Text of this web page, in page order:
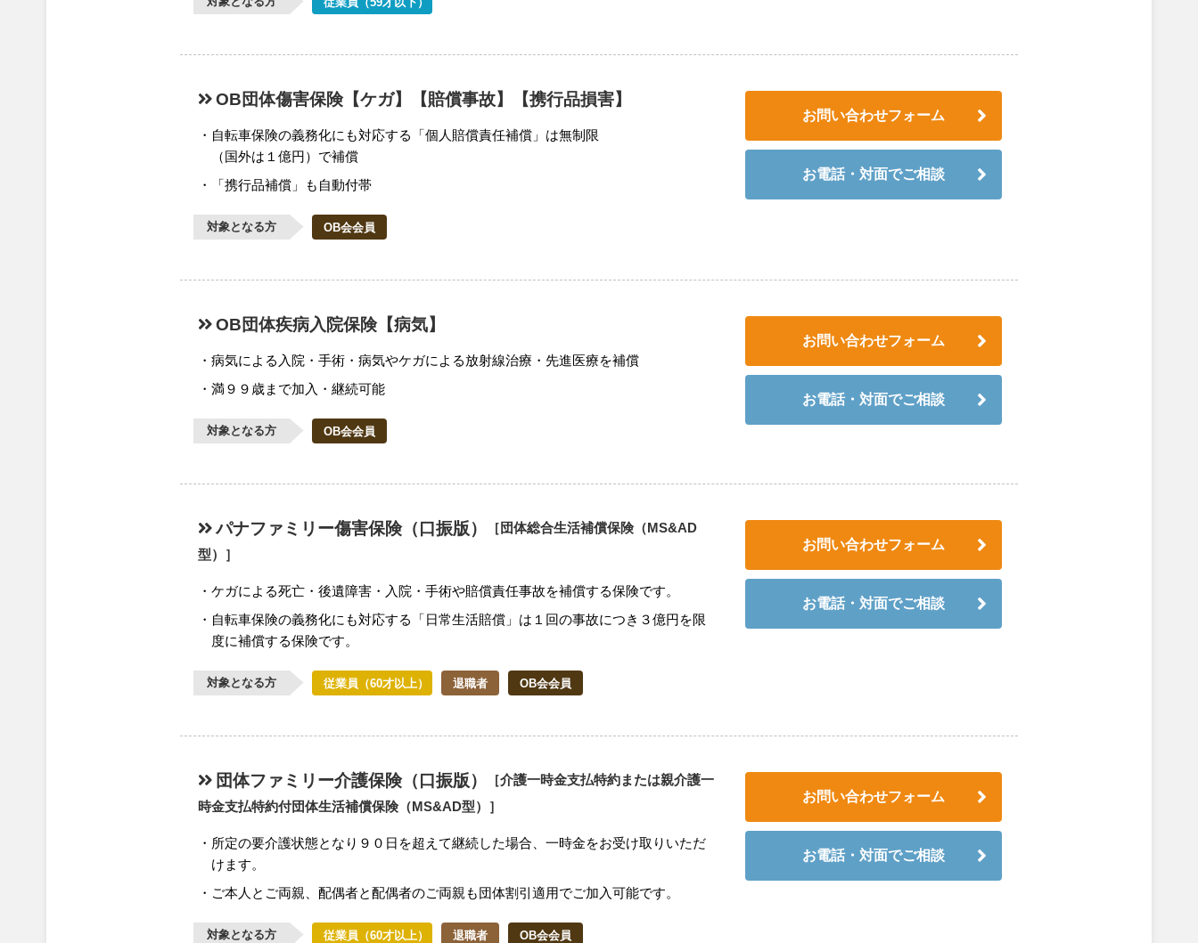
OB団体傷害保険【ケガ】【賠償事故】【携行品損害】
自転車保険の義務化にも対応する「個人賠償責任補償」は無制限
（国外は１億円）で補償
「携行品補償」も自動付帯
対象となる方 OB会会員
お問い合わせフォーム
お電話・対面でご相談
OB団体疾病入院保険【病気】
病気による入院・手術・病気やケガによる放射線治療・先進医療を補償
満９９歳まで加入・継続可能
対象となる方 OB会会員
お問い合わせフォーム
お電話・対面でご相談
パナファミリー傷害保険（口振版）
［団体総合生活補償保険（MS&AD
型）］
ケガによる死亡・後遺障害・入院・手術や賠償責任事故を補償する保険です。
自転車保険の義務化にも対応する「日常生活賠償」は１回の事故につき３億円を限
度に補償する保険です。
対象となる方 従業員（60才以上） 退職者 OB会会員
お問い合わせフォーム
お電話・対面でご相談
団体ファミリー介護保険（口振版）
［介護一時金支払特約または親介護一
時金支払特約付団体生活補償保険（MS&AD型）］
所定の要介護状態となり９０日を超えて継続した場合、一時金をお受け取りいただ
けます。
ご本人とご両親、配偶者と配偶者のご両親も団体割引適用でご加入可能です。
対象となる方 従業員（60才以上） 退職者 OB会会員
お問い合わせフォーム
お電話・対面でご相談